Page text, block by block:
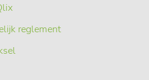
reglement